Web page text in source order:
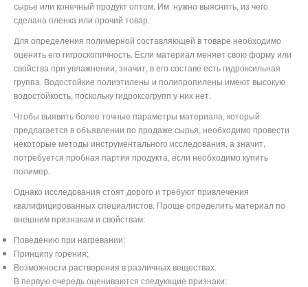
сырье или конечный продукт оптом. Им нужно выяснить, из чего
сделана пленка или прочий товар.
Для определения полимерной составляющей в товаре необходимо
оценить его гигроскопичность. Если материал меняет свою форму или
свойства при увлажнении, значит, в его составе есть гидроксильная
группа. Водостойкие полиэтилены и полипропилены имеют высокую
водостойкость, поскольку гидроксогрупп у них нет.
Чтобы выявить более точные параметры материала, который
предлагается в объявлении по продаже сырья, необходимо провести
некоторые методы инструментального исследования, а значит,
потребуется пробная партия продукта, если необходимо купить
полимер.
Однако исследования стоят дорого и требуют привлечения
квалифицированных специалистов. Проще определить материал по
внешним признакам и свойствам:
Поведению при нагревании;
Принципу горения;
Возможности растворения в различных веществах.
В первую очередь оцениваются следующие признаки: